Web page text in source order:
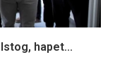
hapet...